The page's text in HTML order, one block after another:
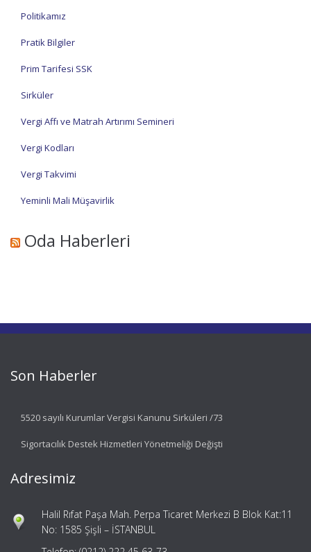
Politikamız
Pratik Bilgiler
Prim Tarifesi SSK
Sirküler
Vergi Affı ve Matrah Artırımı Semineri
Vergi Kodları
Vergi Takvimi
Yeminli Mali Müşavirlik
Oda Haberleri
Son Haberler
5520 sayılı Kurumlar Vergisi Kanunu Sirküleri /73
Sigortacılık Destek Hizmetleri Yönetmeliği Değişti
Adresimiz
Halil Rıfat Paşa Mah. Perpa Ticaret Merkezi B Blok Kat:11
No: 1585 Şişli – İSTANBUL